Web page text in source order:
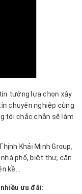
tưởng lựa chọn xây
chuyên nghiệp cùng
tôi chắc chắn sẽ làm
Khải Minh Group,
phố, biệt thự, căn
kề...
ưu đãi: